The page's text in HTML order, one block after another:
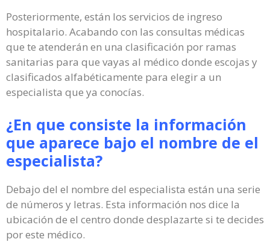
Posteriormente, están los servicios de ingreso
hospitalario. Acabando con las consultas médicas
que te atenderán en una clasificación por ramas
sanitarias para que vayas al médico donde escojas y
clasificados alfabéticamente para elegir a un
especialista que ya conocías.
¿En que consiste la información
que aparece bajo el nombre de el
especialista?
Debajo del el nombre del especialista están una serie
de números y letras. Esta información nos dice la
ubicación de el centro donde desplazarte si te decides
por este médico.